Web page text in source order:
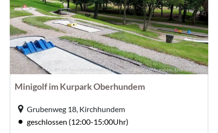
© CC-BY-SA Tourist-Information Lennestadt & Kirchhundem; Lisa Steinbach
Minigolf im Kurpark Oberhundem
Grubenweg 18, Kirchhundem
geschlossen (12:00-15:00Uhr)